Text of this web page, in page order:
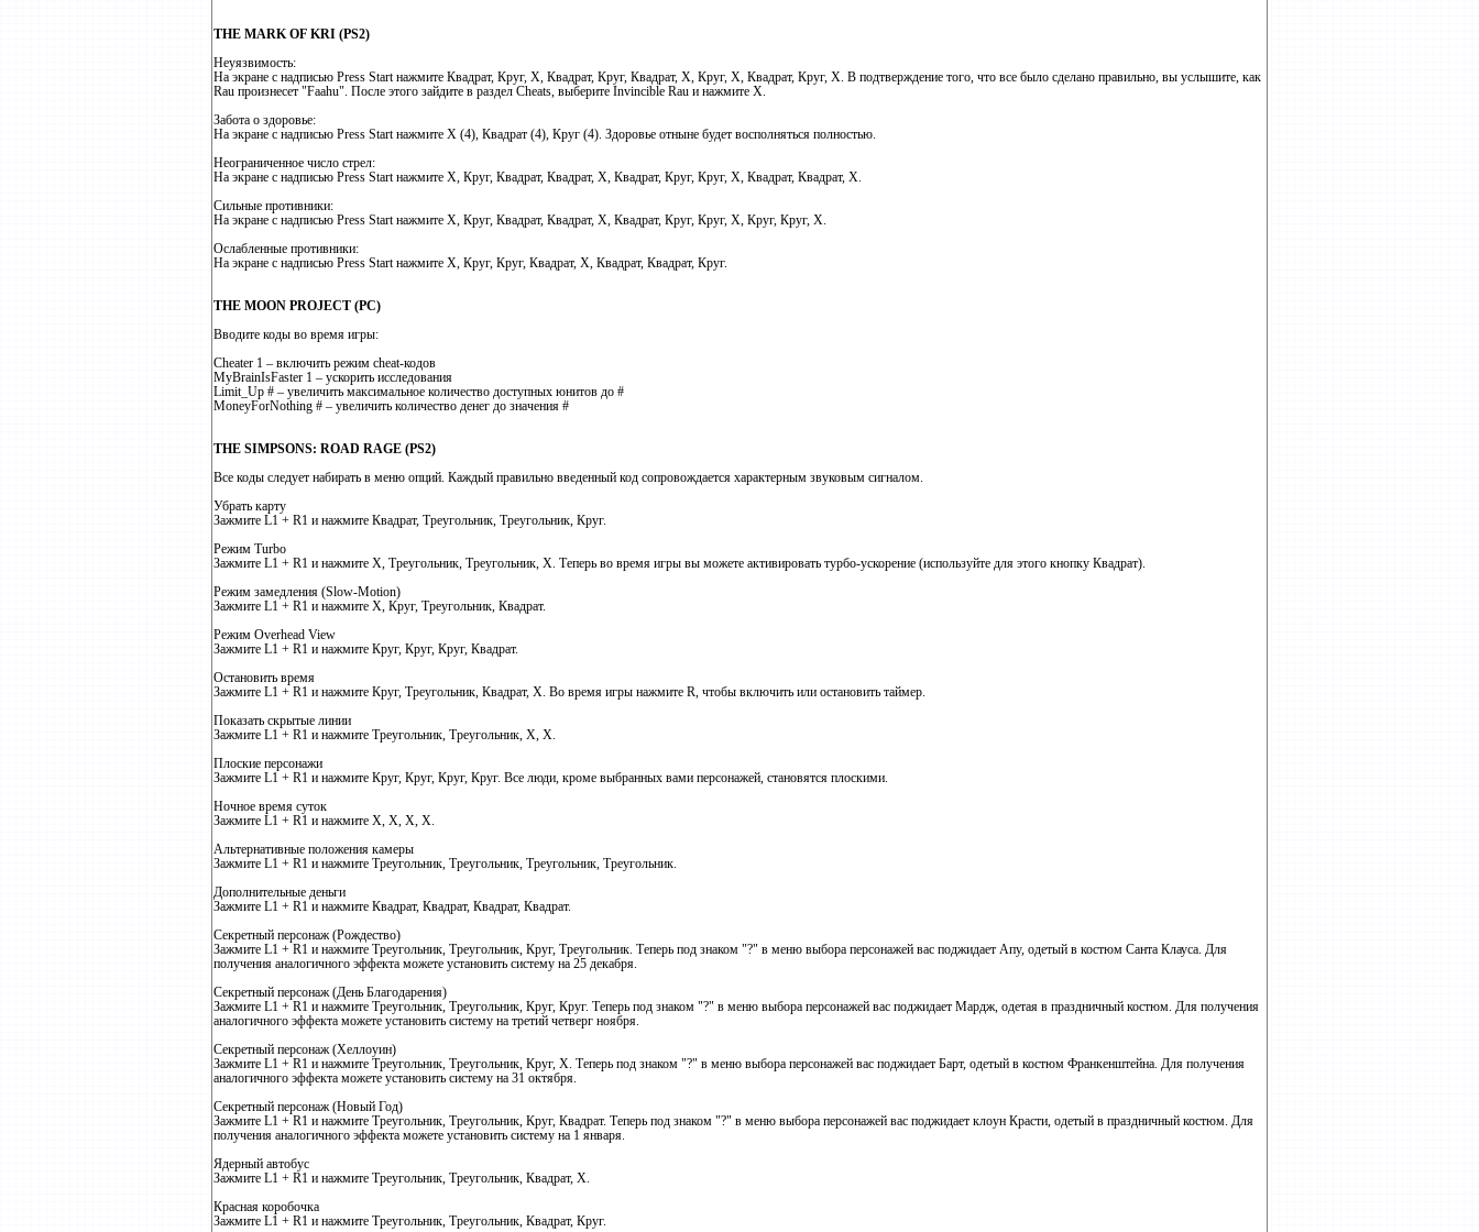
THE MARK OF KRI (PS2)
Неуязвимость:
На экране с надписью Press Start нажмите Квадрат, Круг, X, Квадрат, Круг, Квадрат, X, Круг, X, Квадрат, Круг, X. В подтверждение того, что все было сделано правильно, вы услышите, как
Rau произнесет "Faahu". После этого зайдите в раздел Cheats, выберите Invincible Rau и нажмите X.
Забота о здоровье:
На экране с надписью Press Start нажмите X (4), Квадрат (4), Круг (4). Здоровье отныне будет восполняться полностью.
Неограниченное число стрел:
На экране с надписью Press Start нажмите X, Круг, Квадрат, Квадрат, X, Квадрат, Круг, Круг, X, Квадрат, Квадрат, X.
Сильные противники:
На экране с надписью Press Start нажмите X, Круг, Квадрат, Квадрат, X, Квадрат, Круг, Круг, X, Круг, Круг, X.
Ослабленные противники:
На экране с надписью Press Start нажмите X, Круг, Круг, Квадрат, X, Квадрат, Квадрат, Круг.
THE MOON PROJECT (PC)
Вводите коды во время игры:
Cheater 1 – включить режим cheat-кодов
MyBrainIsFaster 1 – ускорить исследования
Limit_Up # – увеличить максимальное количество доступных юнитов до #
MoneyForNothing # – увеличить количество денег до значения #
THE SIMPSONS: ROAD RAGE (PS2)
Все коды следует набирать в меню опций. Каждый правильно введенный код сопровождается характерным звуковым сигналом.
Убрать карту
Зажмите L1 + R1 и нажмите Квадрат, Треугольник, Треугольник, Круг.
Режим Turbo
Зажмите L1 + R1 и нажмите X, Треугольник, Треугольник, X. Теперь во время игры вы можете активировать турбо-ускорение (используйте для этого кнопку Квадрат).
Режим замедления (Slow-Motion)
Зажмите L1 + R1 и нажмите X, Круг, Треугольник, Квадрат.
Режим Overhead View
Зажмите L1 + R1 и нажмите Круг, Круг, Круг, Квадрат.
Остановить время
Зажмите L1 + R1 и нажмите Круг, Треугольник, Квадрат, X. Во время игры нажмите R, чтобы включить или остановить таймер.
Показать скрытые линии
Зажмите L1 + R1 и нажмите Треугольник, Треугольник, Х, Х.
Плоские персонажи
Зажмите L1 + R1 и нажмите Круг, Круг, Круг, Круг. Все люди, кроме выбранных вами персонажей, становятся плоскими.
Ночное время суток
Зажмите L1 + R1 и нажмите X, Х, Х, Х.
Альтернативные положения камеры
Зажмите L1 + R1 и нажмите Треугольник, Треугольник, Треугольник, Треугольник.
Дополнительные деньги
Зажмите L1 + R1 и нажмите Квадрат, Квадрат, Квадрат, Квадрат.
Секретный персонаж (Рождество)
Зажмите L1 + R1 и нажмите Треугольник, Треугольник, Круг, Треугольник. Теперь под знаком "?" в меню выбора персонажей вас поджидает Апу, одетый в костюм Санта Клауса. Для
получения аналогичного эффекта можете установить систему на 25 декабря.
Секретный персонаж (День Благодарения)
Зажмите L1 + R1 и нажмите Треугольник, Треугольник, Круг, Круг. Теперь под знаком "?" в меню выбора персонажей вас поджидает Мардж, одетая в праздничный костюм. Для получения
аналогичного эффекта можете установить систему на третий четверг ноября.
Секретный персонаж (Хеллоуин)
Зажмите L1 + R1 и нажмите Треугольник, Треугольник, Круг, X. Теперь под знаком "?" в меню выбора персонажей вас поджидает Барт, одетый в костюм Франкенштейна. Для получения
аналогичного эффекта можете установить систему на 31 октября.
Секретный персонаж (Новый Год)
Зажмите L1 + R1 и нажмите Треугольник, Треугольник, Круг, Квадрат. Теперь под знаком "?" в меню выбора персонажей вас поджидает клоун Красти, одетый в праздничный костюм. Для
получения аналогичного эффекта можете установить систему на 1 января.
Ядерный автобус
Зажмите L1 + R1 и нажмите Треугольник, Треугольник, Квадрат, Х.
Красная коробочка
Зажмите L1 + R1 и нажмите Треугольник, Треугольник, Квадрат, Круг.